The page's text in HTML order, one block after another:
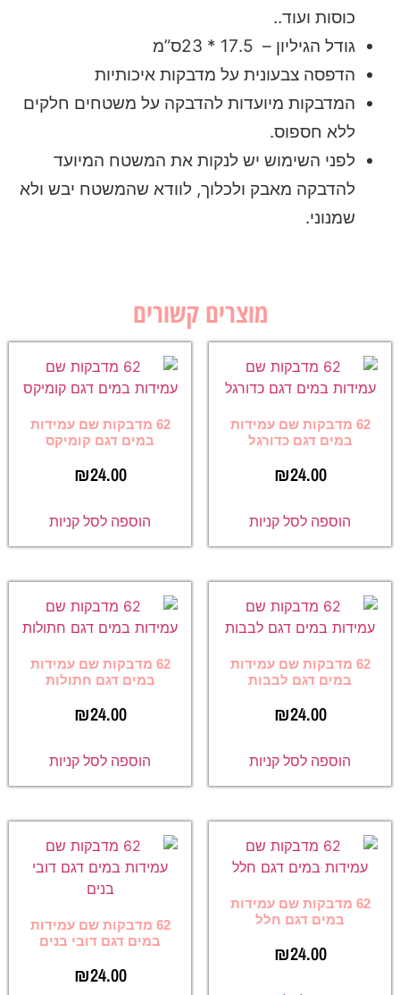
כוסות ועוד..
גודל הגיליון – 17.5 * 23ס”מ
הדפסה צבעונית על מדבקות איכותיות
המדבקות מיועדות להדבקה על משטחים חלקים
ללא חספוס.
לפני השימוש יש לנקות את המשטח המיועד
להדבקה מאבק ולכלוך, לוודא שהמשטח יבש ולא
שמנוני.
מוצרים קשורים
62 מדבקות שם עמידות
במים דגם כדורגל
₪24.00
הוספה לסל קניות
62 מדבקות שם עמידות
במים דגם קומיקס
₪24.00
הוספה לסל קניות
62 מדבקות שם עמידות
במים דגם לבבות
₪24.00
הוספה לסל קניות
62 מדבקות שם עמידות
במים דגם חתולות
₪24.00
הוספה לסל קניות
62 מדבקות שם עמידות
במים דגם חלל
₪24.00
62 מדבקות שם עמידות
במים דגם דובי בנים
₪24.00